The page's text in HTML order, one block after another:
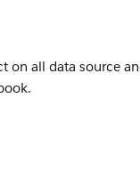
on all data source